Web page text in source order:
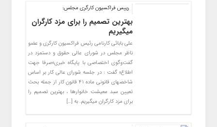
رییس فراکسیون کارگری مجلس:
بهترین تصمیم را برای مزد کارگران
میگیریم
علی بابائی کارنامی رئیس فراکسیون کارگری و عضو
ناظر مجلس در شورای عالی حقوق و دستمزد در
گفت‌وگوی اختصاصی با پایگاه خبری«صرفا جهت
اطلاع» گفت : در جلسه شورای عالی کار بر اساس
شاخصهای قانونی ماده ۴۱ قانون کار از جمله بحث
تعیین سبد معیشت خانوارها ، بهترین تصمیم را
برای مزد کارگران میگیریم. به […]